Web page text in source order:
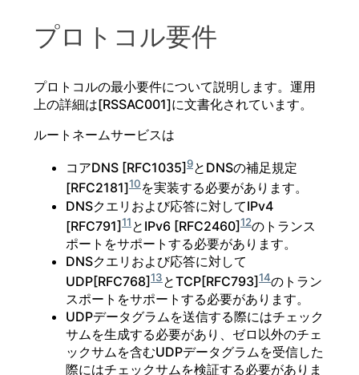
プロトコル要件
プロトコルの最小要件について説明します。運用
上の詳細は[RSSAC001]に文書化されています。
ルートネームサービスは
コアDNS [RFC1035]9とDNSの補足規定
[RFC2181]10を実装する必要があります。
DNSクエリおよび応答に対してIPv4
[RFC791]11とIPv6 [RFC2460]12のトランス
ポートをサポートする必要があります。
DNSクエリおよび応答に対して
UDP[RFC768]13とTCP[RFC793]14のトラン
スポートをサポートする必要があります。
UDPデータグラムを送信する際にはチェック
サムを生成する必要があり、ゼロ以外のチェ
ックサムを含むUDPデータグラムを受信した
際にはチェックサムを検証する必要がありま